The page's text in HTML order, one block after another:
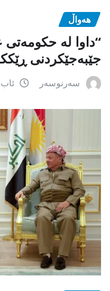
هەواڵ
“داوا لە حكومەتی
جێبەجێكردنی
سەرنوسەر ئاب 6, 2026